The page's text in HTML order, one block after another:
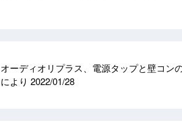
オーディオリプラス、電源タップと壁コン
により 2022/01/28